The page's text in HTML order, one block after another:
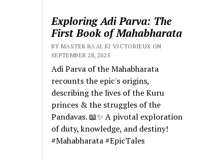
Exploring Adi Parva: The
First Book of Mahabharata
BY MASTER RA'AL KI VICTORIEUX ON
SEPTEMBER 28, 2025
Adi Parva of the Mahabharata
recounts the epic's origins,
describing the lives of the Kuru
princes & the struggles of the
Pandavas. 📖✨ A pivotal exploration
of duty, knowledge, and destiny!
#Mahabharata #EpicTales